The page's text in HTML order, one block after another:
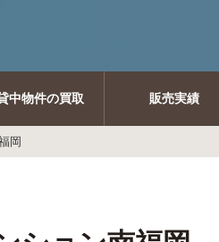
中物件の買取 販売実績
岡